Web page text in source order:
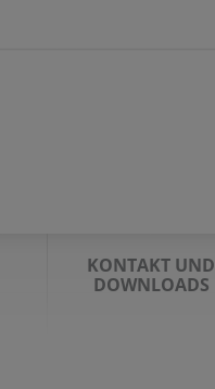
KONTAKT UND
DOWNLOADS